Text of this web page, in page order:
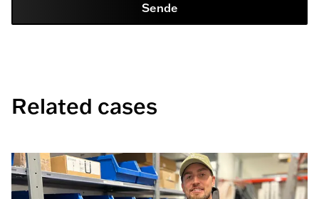
Sende
Related cases